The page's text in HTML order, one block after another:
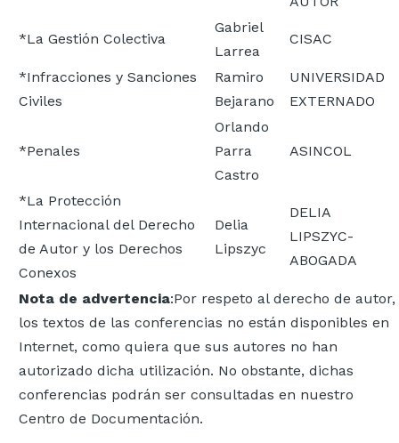
*La Gestión Colectiva
Gabriel
Larrea
CISAC
*Infracciones y Sanciones
Civiles
Ramiro
Bejarano
UNIVERSIDAD
EXTERNADO
*Penales
Orlando
Parra
Castro
ASINCOL
*La Protección
Internacional del Derecho
de Autor y los Derechos
Conexos
Delia
Lipszyc
DELIA
LIPSZYC-
ABOGADA
Nota de advertencia:Por respeto al derecho de autor,
los textos de las conferencias no están disponibles en
Internet, como quiera que sus autores no han
autorizado dicha utilización. No obstante, dichas
conferencias podrán ser consultadas en nuestro
Centro de Documentación.